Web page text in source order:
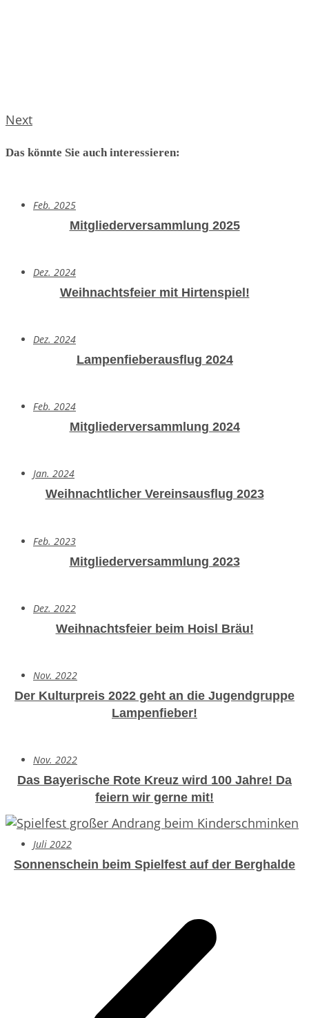
Next
Das könnte Sie auch interessieren:
Feb. 2025
Mitgliederversammlung 2025
Dez. 2024
Weihnachtsfeier mit Hirtenspiel!
Dez. 2024
Lampenfieberausflug 2024
Feb. 2024
Mitgliederversammlung 2024
Jan. 2024
Weihnachtlicher Vereinsausflug 2023
Feb. 2023
Mitgliederversammlung 2023
Dez. 2022
Weihnachtsfeier beim Hoisl Bräu!
Nov. 2022
Der Kulturpreis 2022 geht an die Jugendgruppe
Lampenfieber!
Nov. 2022
Das Bayerische Rote Kreuz wird 100 Jahre! Da
feiern wir gerne mit!
Juli 2022
Sonnenschein beim Spielfest auf der Berghalde